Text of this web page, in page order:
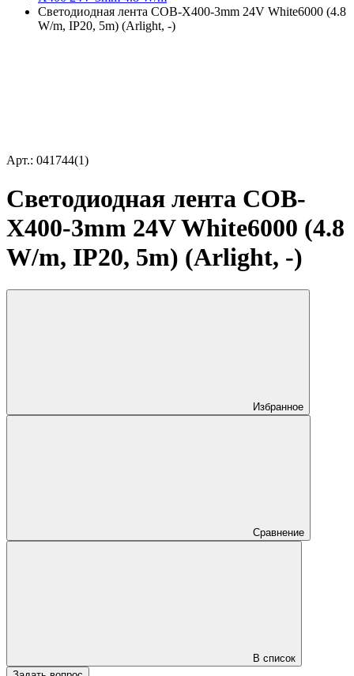
Светодиодная лента COB-X400-3mm 24V White6000 (4.8
W/m, IP20, 5m) (Arlight, -)
Арт.: 041744(1)
Светодиодная лента COB-
X400-3mm 24V White6000 (4.8
W/m, IP20, 5m) (Arlight, -)
Избранное
Сравнение
В список